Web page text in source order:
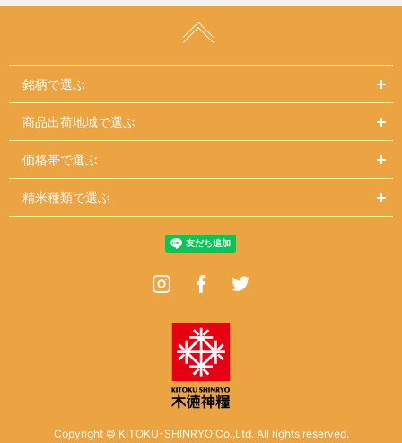
銘柄で選ぶ
商品出荷地域で選ぶ
価格帯で選ぶ
精米種類で選ぶ
InstagramFacebook
Copyright © KITOKU-SHINRYO Co.,Ltd. All rights reserved.